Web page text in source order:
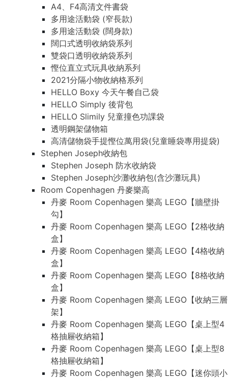
A4、F4高清文件書袋
多用途活動袋 (窄長款)
多用途活動袋 (闊身款)
闊口式透明收納袋系列
雙袋口透明收納袋系列
慳位直立式玩具收納系列
2021分隔小物收納格系列
HELLO Boxy 今天午餐自己袋
HELLO Simply 後背包
HELLO Slimily 兒童撞色功課袋
透明鋼架儲物箱
高清儲物袋手提慳位萬用袋(兒童睡袋專用提袋)
Stephen Joseph收納包
Stephen Joseph 防水收納袋
Stephen Joseph沙灘收納包(含沙灘玩具)
Room Copenhagen 丹麥樂高
丹麥 Room Copenhagen 樂高 LEGO【牆壁掛
勾】
丹麥 Room Copenhagen 樂高 LEGO【2格收納
盒】
丹麥 Room Copenhagen 樂高 LEGO【4格收納
盒】
丹麥 Room Copenhagen 樂高 LEGO【8格收納
盒】
丹麥 Room Copenhagen 樂高 LEGO【收納三層
架】
丹麥 Room Copenhagen 樂高 LEGO【桌上型4
格抽屜收納箱】
丹麥 Room Copenhagen 樂高 LEGO【桌上型8
格抽屜收納箱】
丹麥 Room Copenhagen 樂高 LEGO【迷你頭小